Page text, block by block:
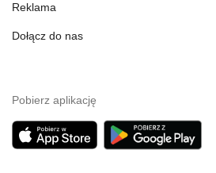
Reklama
Dołącz do nas
Pobierz aplikację